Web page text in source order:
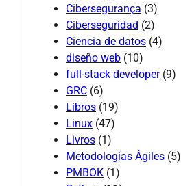
Cibersegurança (3)
Ciberseguridad (2)
Ciencia de datos (4)
diseño web (10)
full-stack developer(9)
GRC (6)
Libros (19)
Linux (47)
Livros (1)
Metodologías Ágiles (5)
PMBOK (1)